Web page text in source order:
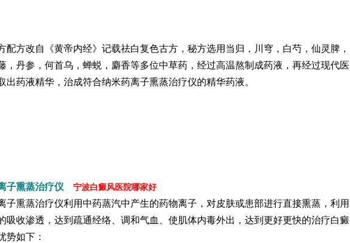
方改自《黄帝内经》记载祛白复色古方，秘方选用当归，川穹，白芍，仙灵脾，
，丹参，何首乌，蝉蜕，麝香等多位中草药，经过高温熬制成药液，再经过现代医
出药液精华，治成符合纳米药离子熏蒸治疗仪的精华药液。
子熏蒸治疗仪 宁波白癜风医院哪家好
熏蒸治疗仪利用中药蒸汽中产生的药物离子，对皮肤或患部进行直接熏蒸，利用
吸收渗透，达到疏通经络、调和气血、使肌体内毒外出，达到更好更快的治疗白癜
势如下：